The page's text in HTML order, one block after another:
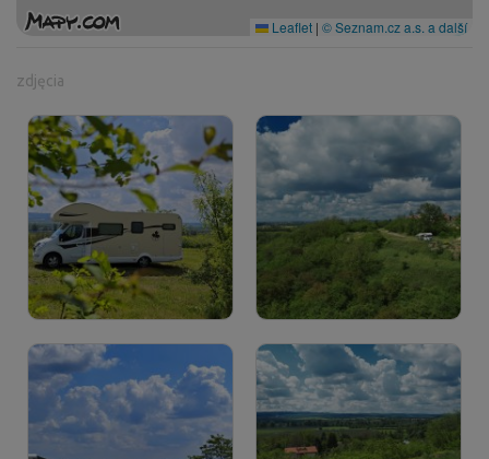
Menhir zwany Zaczarowanym Mnichem lub też
Skamieniałym Kapucynem stoi lekko pochylony przy
Strkovic, około 400 metrów od północnego skraju
miejscowości. Jest to drugi najbardziej znany menhir w
Czechach.
Leaflet | © Seznam.cz a.s. a další
zdjęcia